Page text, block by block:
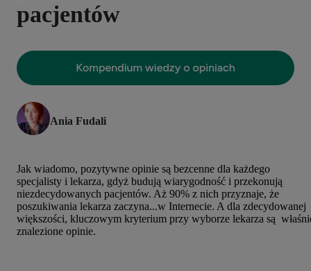
pacjentów
Ania Fudali
Jak wiadomo, pozytywne opinie są bezcenne dla każdego
specjalisty i lekarza, gdyż budują wiarygodność i przekonują
niezdecydowanych pacjentów. Aż 90% z nich przyznaje, że
poszukiwania lekarza zaczyna...w Internecie. A dla zdecydowanej
większości, kluczowym kryterium przy wyborze lekarza są
znalezione opinie.